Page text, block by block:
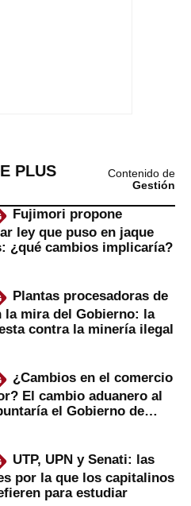
PLUS
Contenido de
Gestión
Fujimori propone
ley que puso en jaque
¿qué cambios implicaría?
Plantas procesadoras de
la mira del Gobierno: la
contra la minería ilegal
¿Cambios en el comercio
El cambio aduanero al
el Gobierno de
UTP, UPN y Senati: las
por la que los capitalinos
para estudiar